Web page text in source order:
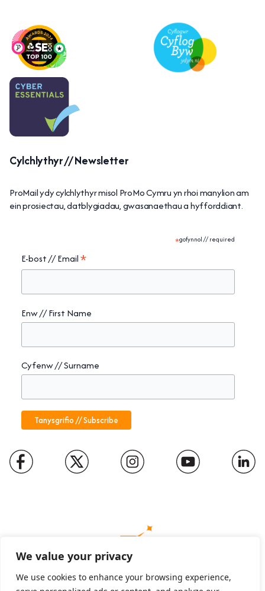
We value your privacy
We use cookies to enhance your browsing experience,
Cylchlythyr // Newsletter
ProMail ydy cylchlythyr misol ProMo Cymru yn rhoi manylion am
ein prosiectau, datblygiadau, gwasanaethau a hyfforddiant.
*gofynnol // required
E-bost // Email*
Enw // First Name
Cyfenw // Surname